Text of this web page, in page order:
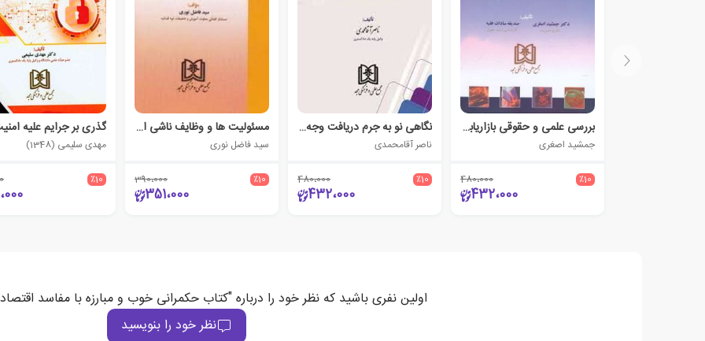
بررسی علمی و حقوقی بازاریابی شبکه ای
جمشید اصغری
٪10 480،000
432،000
نگاهی نو به جرم دریافت وجه غیر قانونی از مردم
ناصر آقامحمدی
٪10 480،000
432،000
مسئولیت ها و وظایف ناشی از قتل از منظر فقه و قانون
سید فاضل نوری
٪10 390،000
351،000
مهدی سلیمی (1348)
٪10
اولین نفری باشید که نظر خود را درباره "کتاب حکمرانی خوب و مبارزه با مفاسد
نظر خود را بنویسید